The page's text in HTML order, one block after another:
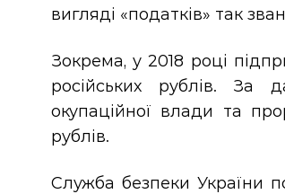
вигляді «податків» так
Зокрема, у 2018 році
російських рублів. За
окупаційної влади та
рублів.
Служба безпеки України